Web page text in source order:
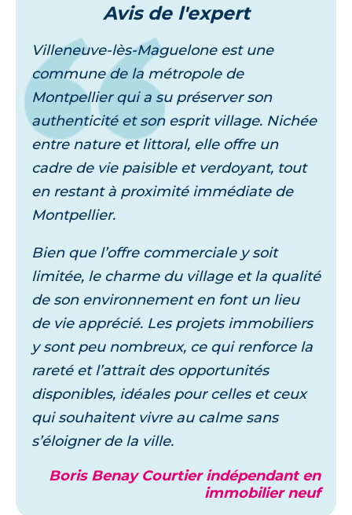
Avisde l'expert
Villeneuve-lès-Maguelone est une
commune de la métropole de
Montpellier qui a su préserver son
authenticité et son esprit village. Nichée
entre nature et littoral, elle offre un
cadre de vie paisible et verdoyant, tout
en restant à proximité immédiate de
Montpellier.
Bien que l’offre commerciale y soit
limitée, le charme du village et la qualité
de son environnement en font un lieu
de vie apprécié. Les projets immobiliers
y sont peu nombreux, ce qui renforce la
rareté et l’attrait des opportunités
disponibles, idéales pour celles et ceux
qui souhaitent vivre au calme sans
s’éloigner de la ville.
Boris Benay Courtier indépendant en
immobilier neuf